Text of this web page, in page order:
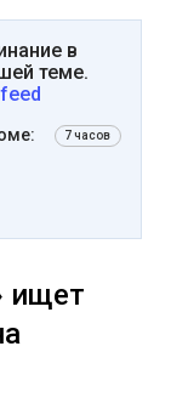
в
теме.
7 часов
ищет